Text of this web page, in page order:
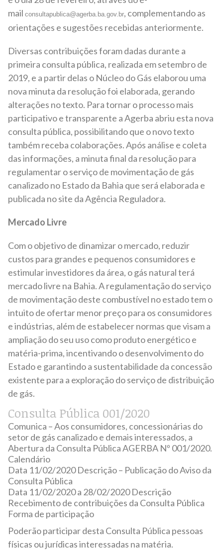
mail consultapublica@agerba.ba.gov.br, complementando as
orientações e sugestões recebidas anteriormente.
Diversas contribuições foram dadas durante a
primeira consulta pública, realizada em setembro de
2019, e a partir delas o Núcleo do Gás elaborou uma
nova minuta da resolução foi elaborada, gerando
alterações no texto. Para tornar o processo mais
participativo e transparente a Agerba abriu esta nova
consulta pública, possibilitando que o novo texto
também receba colaborações. Após análise e coleta
das informações, a minuta final da resolução para
regulamentar o serviço de movimentação de gás
canalizado no Estado da Bahia que será elaborada e
publicada no site da Agência Reguladora.
Mercado Livre
Com o objetivo de dinamizar o mercado, reduzir
custos para grandes e pequenos consumidores e
estimular investidores da área, o gás natural terá
mercado livre na Bahia. A regulamentação do serviço
de movimentação deste combustível no estado tem o
intuito de ofertar menor preço para os consumidores
e indústrias, além de estabelecer normas que visam a
ampliação do seu uso como produto energético e
matéria-prima, incentivando o desenvolvimento do
Estado e garantindo a sustentabilidade da concessão
existente para a exploração do serviço de distribuição
de gás.
Consulta Pública 001/2020
Comunica – Aos consumidores, concessionárias do
setor de gás canalizado e demais interessados, a
Abertura da Consulta Pública AGERBA Nº 001/2020.
Calendário
Data 11/02/2020 Descrição – Publicação do Aviso da
Consulta Pública
Data 11/02/2020a 28/02/2020Descrição
Recebimento de contribuições da Consulta Pública
Forma de participação
Poderão participar desta Consulta Pública pessoas
físicas ou jurídicas interessadas na matéria.